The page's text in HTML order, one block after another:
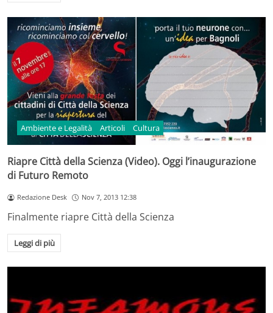
Ambiente e Legalità Articoli Cultura
Riapre Città della Scienza (Video). Oggi l’inaugurazione
di Futuro Remoto
Redazione Desk Nov 7, 2013 12:38
Finalmente riapre Città della Scienza
Leggi di più